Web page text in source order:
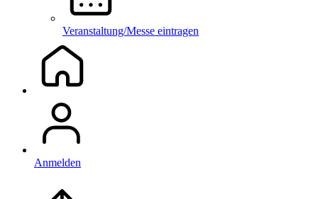
Veranstaltung/Messe eintragen
Anmelden